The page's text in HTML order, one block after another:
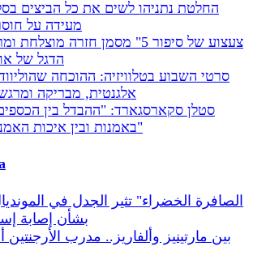
החלטת נתניהו לשים את כל הביצים
מעידה על
הדגל של
סרטי השבוע בטלוויזיה: ההוכחה
אלגנטית, מבריקה
סטלן סקארסגארד: "ההבדל בין
באמנות ובין איכות האמנות הוא אדיר"
بشأن إصابة
بين مارتينيز وألفاريز.. مدرب